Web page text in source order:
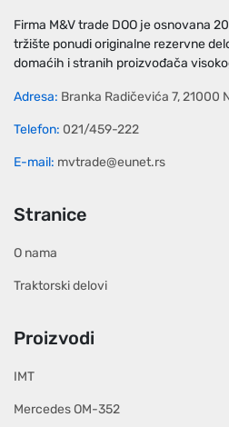
Firma M&V trade DOO je osnovana
tržište ponudi originalne rezervne
domaćih i stranih proizvođača
Adresa: Branka Radičevića 7, 21000
Telefon: 021/459-222
E-mail: mvtrade@eunet.rs
Stranice
O nama
Traktorski delovi
Proizvodi
IMT
Mercedes OM-352